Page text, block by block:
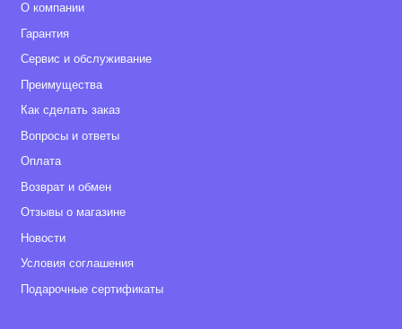
О компании
Гарантия
Сервис и обслуживание
Преимущества
Как сделать заказ
Вопросы и ответы
Оплата
Возврат и обмен
Отзывы о магазине
Новости
Условия соглашения
Подарочные сертификаты